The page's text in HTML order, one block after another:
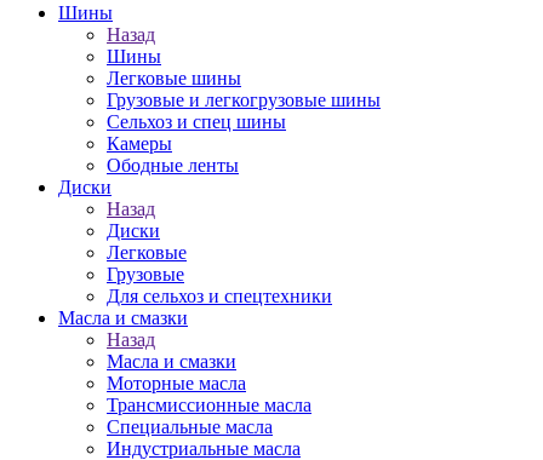
Шины
Назад
Шины
Легковые шины
Грузовые и легкогрузовые шины
Сельхоз и спец шины
Камеры
Ободные ленты
Диски
Назад
Диски
Легковые
Грузовые
Для сельхоз и спецтехники
Масла и смазки
Назад
Масла и смазки
Моторные масла
Трансмиссионные масла
Специальные масла
Индустриальные масла